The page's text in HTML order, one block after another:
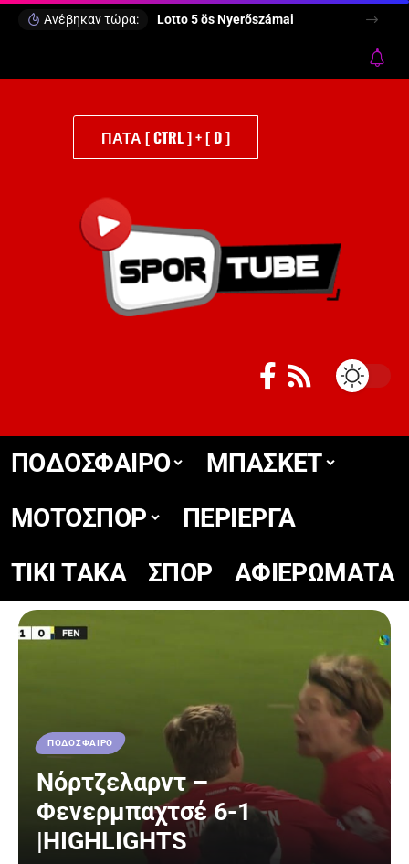
Ανέβηκαν τώρα: Lotto 5 ös Nyerőszámai
ΠΑΤΑ [ CTRL ] + [ D ]
ΠΟΔΟΣΦΑΙΡΟ
ΜΠΑΣΚΕΤ
ΜΟΤΟΣΠΟΡ
ΠΕΡΙΕΡΓΑ
TIKΙ TΑΚΑ
ΣΠΟΡ ΑΦΙΕΡΩΜΑΤΑ
ΠΟΔΟΣΦΑΙΡΟ
Νόρτζελαρντ –
Φενερμπαχτσέ 6-1
|HIGHLIGHTS